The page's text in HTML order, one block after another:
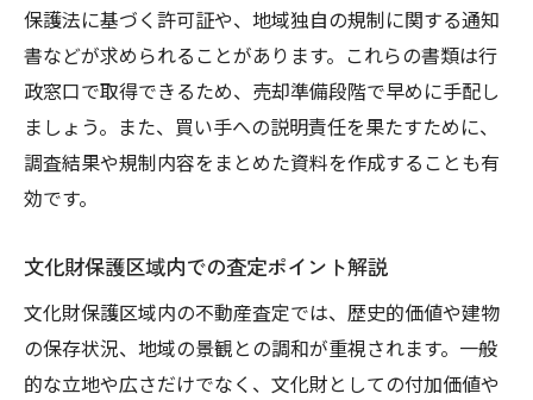
保護法に基づく許可証や、地域独自の規制に関する通知
書などが求められることがあります。これらの書類は行
政窓口で取得できるため、売却準備段階で早めに手配し
ましょう。また、買い手への説明責任を果たすために、
調査結果や規制内容をまとめた資料を作成することも有
効です。
文化財保護区域内での査定ポイント解説
文化財保護区域内の不動産査定では、歴史的価値や建物
の保存状況、地域の景観との調和が重視されます。一般
的な立地や広さだけでなく、文化財としての付加価値や